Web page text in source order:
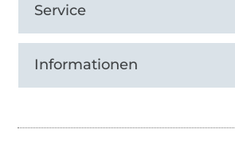
Service
Informationen